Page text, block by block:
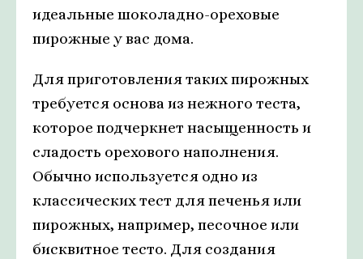
идеальные шоколадно-ореховые
пирожные у вас дома.
Для приготовления таких пирожных
требуется основа из нежного теста,
которое подчеркнет насыщенность и
сладость орехового наполнения.
Обычно используется одно из
классических тест для печенья или
пирожных, например, песочное или
бисквитное тесто. Для создания